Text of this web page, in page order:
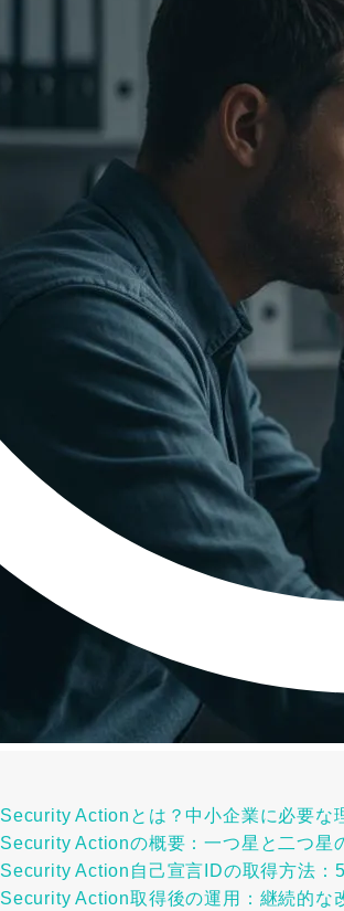
Security Actionとは？中小企業に必要な
Security Actionの概要：一つ星と二つ星
Security Action自己宣言IDの取得方法：
Security Action取得後の運用：継続的な